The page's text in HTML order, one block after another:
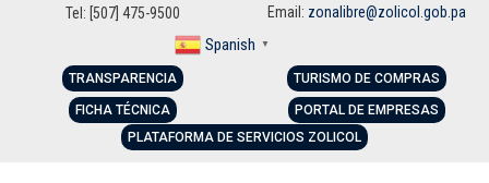
Tel: [507] 475-9500 Email: zonalibre@zolicol.gob.pa
Spanish ▼
TRANSPARENCIA
FICHA TÉCNICA
TURISMO DE COMPRAS
PORTAL DE EMPRESAS
PLATAFORMA DE SERVICIOS ZOLICOL